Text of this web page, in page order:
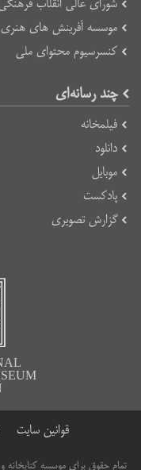
موسسه آفرینش های هنری
کنسرسیوم محتوای ملی
چند رسانه‌ای
فیلمخانه
دانلود
موبایل
پادکست
گزارش تصویری
قوانین سایت
تمام حقوق برای موسسه